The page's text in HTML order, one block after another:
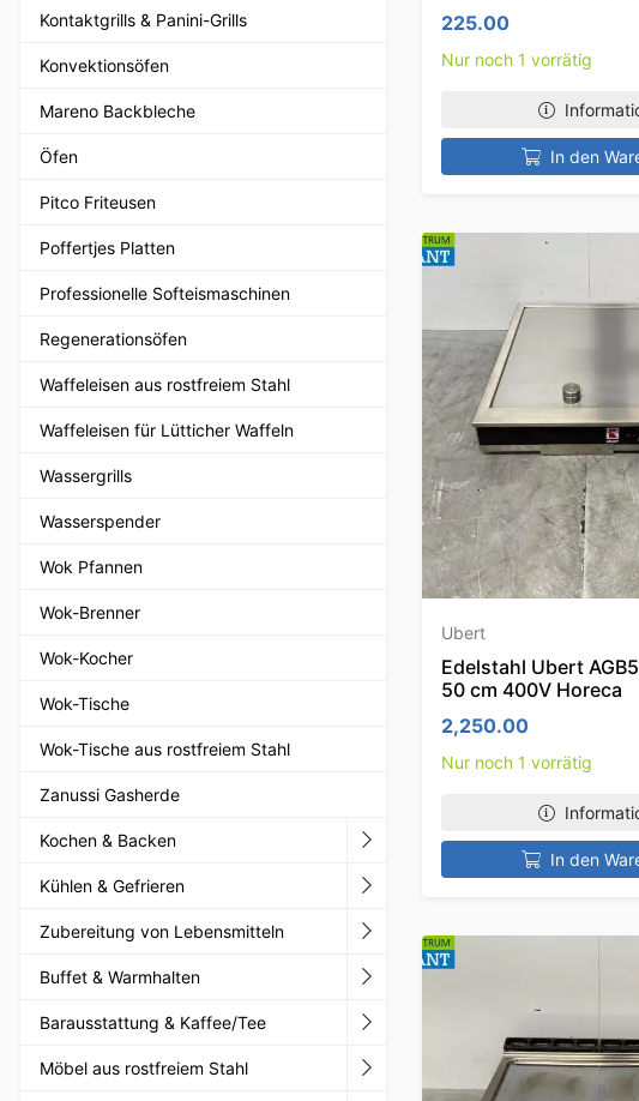
Kontaktgrills & Panini-Grills
Konvektionsöfen
Mareno Backbleche
Öfen
Pitco Friteusen
Poffertjes Platten
Professionelle Softeismaschinen
Regenerationsöfen
Waffeleisen aus rostfreiem Stahl
Waffeleisen für Lütticher Waffeln
Wassergrills
Wasserspender
Wok Pfannen
Wok-Brenner
Wok-Kocher
Wok-Tische
Wok-Tische aus rostfreiem Stahl
Zanussi Gasherde
Kochen & Backen
Kühlen & Gefrieren
Zubereitung von Lebensmitteln
Buffet & Warmhalten
Barausstattung & Kaffee/Tee
Möbel aus rostfreiem Stahl
225.00
Nur noch 1 vorrätig
In den
Ubert
Edelstahl Ubert
50 cm 400V Horeca
2,250.00
Nur noch 1 vorrätig
In den